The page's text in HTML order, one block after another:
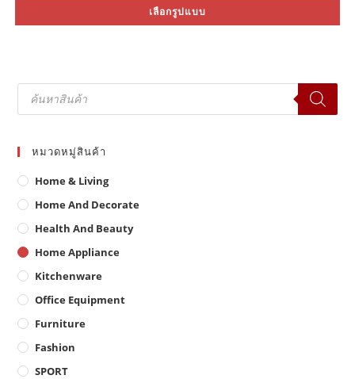
฿4,150.00.
เลือกรูปแบบ
Products
search
หมวดหมู่สินค้า
Home & Living
Home And Decorate
Health And Beauty
Home Appliance
Kitchenware
Office Equipment
Furniture
Fashion
SPORT